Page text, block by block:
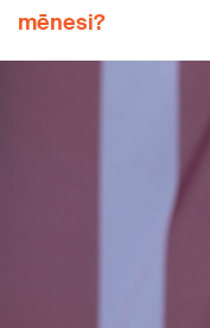
mēnesi?